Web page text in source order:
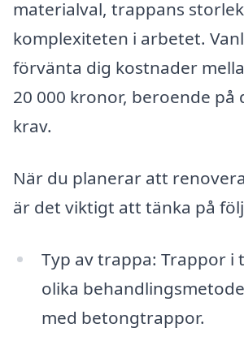
materialval, trappans
komplexiteten i arbetet.
förvänta dig kostnader
20 000 kronor, beroende på
krav.
När du planerar att
är det viktigt att tänka på
Typ av trappa: Trappor i
olika
med betongtrappor.